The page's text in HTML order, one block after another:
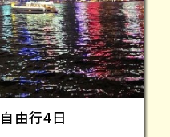
由行4日